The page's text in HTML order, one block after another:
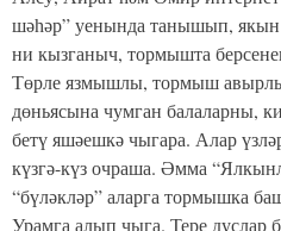
шәһәр” уенында танышып, якын
ни кызганыч, тормышта
Төрле язмышлы, тормыш
дөньясына чумган балаларны,
бетү яшәешкә чыгара. Алар
күзгә-күз очраша. Әмма
“бүләкләр” аларга тормышка
Урамга алып чыга. Тере дуслар